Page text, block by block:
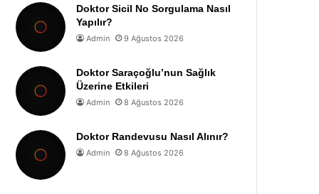
Doktor Sicil No Sorgulama Nasıl
Yapılır?
Admin 9 Ağustos 2026
Doktor Saraçoğlu’nun Sağlık
Üzerine Etkileri
Admin 8 Ağustos 2026
Doktor Randevusu Nasıl Alınır?
Admin 8 Ağustos 2026